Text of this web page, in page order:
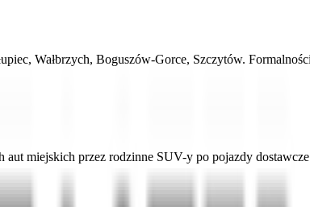
Wałbrzych, Boguszów-Gorce, Szczytów.
miejskich przez rodzinne SUV-y po pojazdy